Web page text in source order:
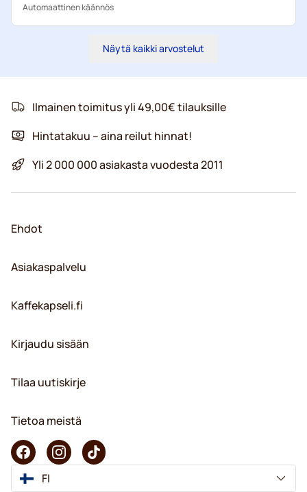
Automaattinen käännös
Näytä kaikki arvostelut
Ilmainen toimitus yli 49,00€ tilauksille
Hintatakuu – aina reilut hinnat!
Yli 2 000 000 asiakasta vuodesta 2011
Ehdot
Asiakaspalvelu
Kaffekapseli.fi
Kirjaudu sisään
Tilaa uutiskirje
Tietoa meistä
FI